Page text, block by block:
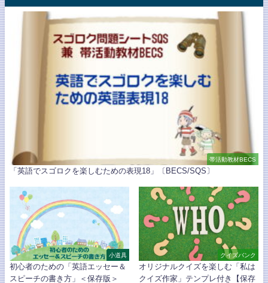
帯活動教材BECS
「英語でスゴロクを楽しむための表現18」〔BECS/SQS〕
小道具
初心者のための「英語エッセー＆
スピーチの書き方」＜保存版＞
クイズバンク
オリジナルクイズを楽しむ「私は
クイズ作家」テンプレ付き【保存